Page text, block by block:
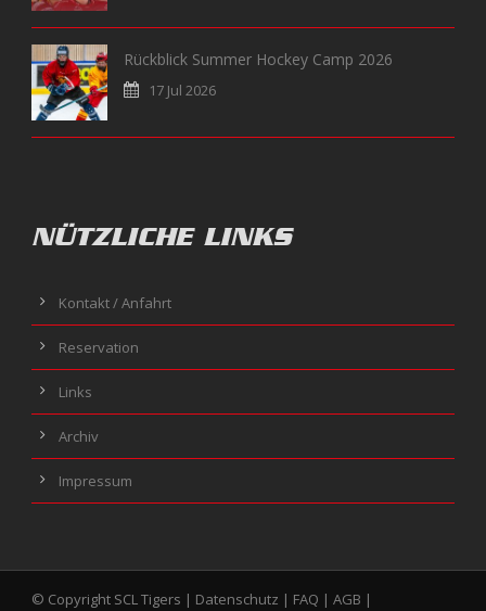
Rückblick Summer Hockey Camp 2026
17 Jul 2026
NÜTZLICHE LINKS
Kontakt / Anfahrt
Reservation
Links
Archiv
Impressum
© Copyright SCL Tigers | Datenschutz | FAQ | AGB |